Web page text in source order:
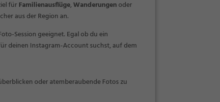
fürFamilienausflüge,Wanderungenoder
aus der Region an.
Session geeignet. Egal ob du ein
deinen Instagram-Account suchst, auf dem
oder atemberaubende Fotos zu